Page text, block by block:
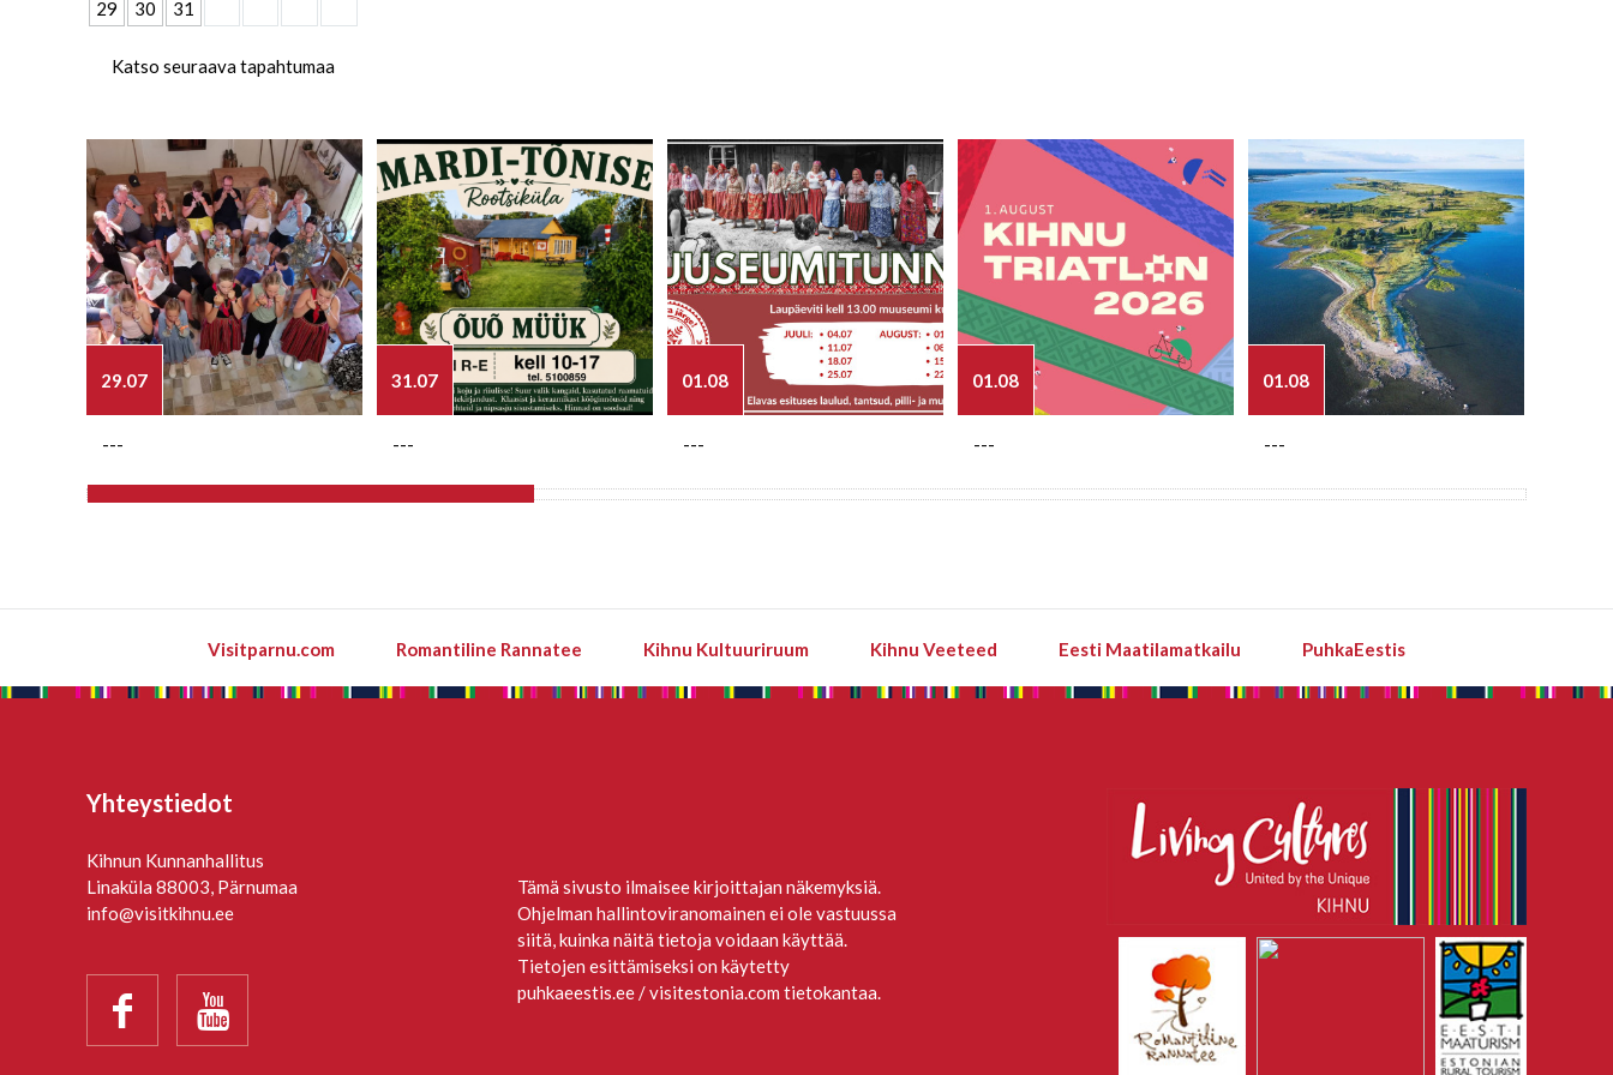
29
30 31
Katso seuraava tapahtumaa
29.07
---
31.07
---
01.08
---
01.08
---
01.08
---
Visitparnu.com Romantiline Rannatee Kihnu Kultuuriruum Kihnu Veeteed Eesti Maatilamatkailu PuhkaEestis
Yhteystiedot
Kihnun Kunnanhallitus
Linaküla 88003, Pärnumaa
info@visitkihnu.ee
 
Tämä sivusto ilmaisee kirjoittajan näkemyksiä.
Ohjelman hallintoviranomainen ei ole vastuussa
siitä, kuinka näitä tietoja voidaan käyttää.
Tietojen esittämiseksi on käytetty
puhkaeestis.ee / visitestonia.com tietokantaa.